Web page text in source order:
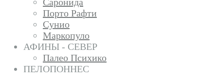
Порто Рафти
Сунио
Маркопуло
АФИНЫ - СЕВЕР
Палео Психико
ПЕЛОПОННЕС